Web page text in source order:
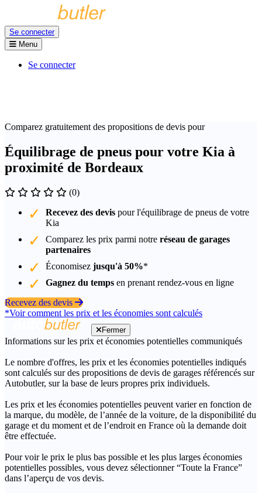
Se connecter
Menu
Se connecter
Comparez gratuitement des propositions de devis pour
Équilibrage de pneus pour votre Kia à
proximité de Bordeaux
(0)
Recevez des devis pour l'équilibrage de pneus de votre
Kia
Comparez les prix parmi notre réseau de garages
partenaires
Économisez jusqu'à 50%*
Gagnez du temps en prenant rendez-vous en ligne
Recevez des devis
*Voir comment les prix et les économies sont calculés
Fermer
Informations sur les prix et économies potentielles communiqués
Le nombre d'offres, les prix et les économies potentielles indiqués
sont calculés sur des propositions de devis de garages référencés sur
Autobutler, sur la base de leurs propres prix individuels.
Les prix et les économies potentielles peuvent varier en fonction de
la marque, du modèle, de l’année de la voiture, de la disponibilité du
garage et du moment et de l’endroit en France où la demande doit
être effectuée.
Pour voir le prix le plus bas possible et les plus larges économies
potentielles possibles, vous devez sélectionner “Toute la France”
dans l’aperçu de vos devis.